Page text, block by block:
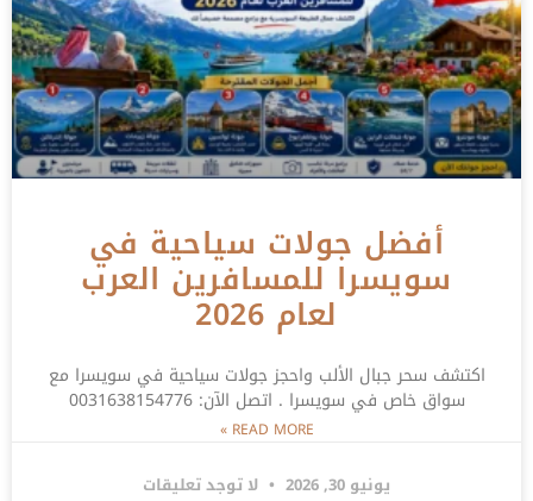
أفضل جولات سياحية في
سويسرا للمسافرين العرب
لعام 2026
اكتشف سحر جبال الألب واحجز جولات سياحية في سويسرا مع
سواق خاص في سويسرا . اتصل الآن: 0031638154776
READ MORE »
يونيو 30, 2026 لا توجد تعليقات